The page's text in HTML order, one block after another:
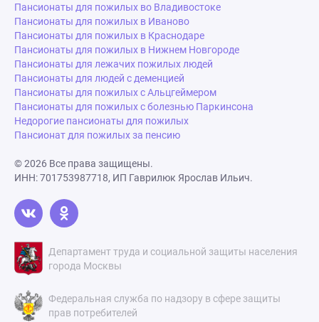
Пансионаты для пожилых во Владивостоке
Пансионаты для пожилых в Иваново
Пансионаты для пожилых в Краснодаре
Пансионаты для пожилых в Нижнем Новгороде
Пансионаты для лежачих пожилых людей
Пансионаты для людей с деменцией
Пансионаты для пожилых с Альцгеймером
Пансионаты для пожилых с болезнью Паркинсона
Недорогие пансионаты для пожилых
Пансионат для пожилых за пенсию
© 2026 Все права защищены.
ИНН: 701753987718, ИП Гаврилюк Ярослав Ильич.
Департамент труда и социальной защиты населения
города Москвы
Федеральная служба по надзору в сфере защиты
прав потребителей